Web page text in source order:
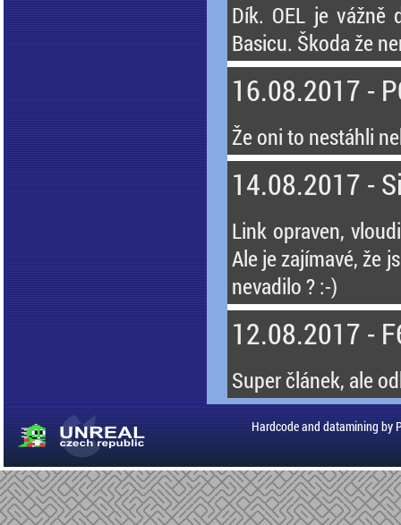
Dík. OEL je
Basicu. Škoda že
16.08.2017 -
Že oni to nestáhli
14.08.2017 -
Link opraven,
Ale je zajímavé, že
nevadilo ? :-)
12.08.2017 -
Super článek, ale
Hardcode and datamining by